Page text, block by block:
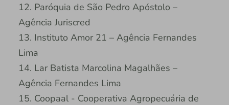
12. Paróquia de São Pedro Apóstolo –
Agência Juriscred
13. Instituto Amor 21 – Agência Fernandes
Lima
14. Lar Batista Marcolina Magalhães –
Agência Fernandes Lima
15. Coopaal - Cooperativa Agropecuária de